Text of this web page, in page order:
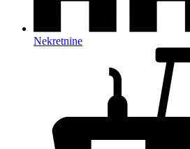
Nekretnine